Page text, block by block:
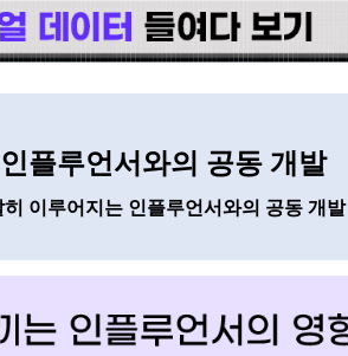
플루언서와의 공동 개발
이루어지는 인플루언서와의 공동 개발